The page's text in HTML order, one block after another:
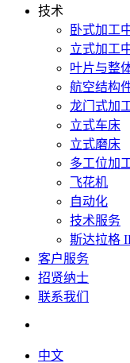
技术
卧式加工
立式加工
叶片与整
航空结构
龙门式加
立式车床
立式磨床
多工位加
飞花机
自动化
技术服务
斯达拉格
客户服务
招贤纳士
联系我们
中文